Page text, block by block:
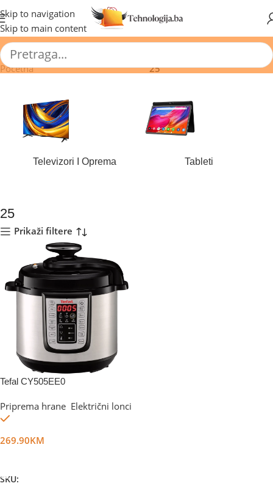
Skip to navigation
Skip to main content
🔥 Pogledajte aktuelne akcije 🔥
Početna/ Proizvod Broj programa/ 25
Televizori I Oprema Tableti
25
Prikaži filtere
Tefal CY505EE0
Priprema hrane Električni lonci
269.90KM
SKU: